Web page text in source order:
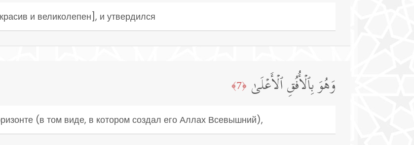
и великолепен], и утвердился
وَهُوَ بِٱلۡأُفُقِ ٱلۡأَعۡلَىٰ ﴿7﴾
(в том виде, в котором создал его Аллах Всевышний),